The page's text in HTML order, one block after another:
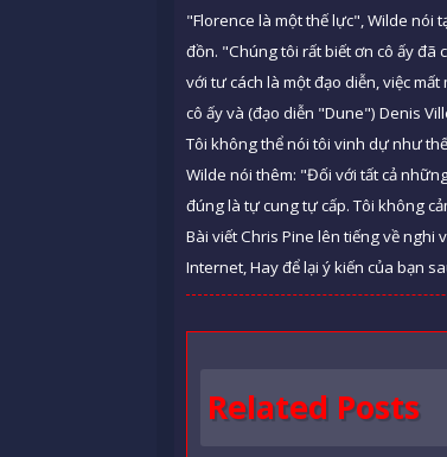
"Florence là một thế lực", Wilde nói
đồn. "Chúng tôi rất biết ơn cô ấy đã
với tư cách là một đạo diễn, việc
cô ấy và (đạo diễn "Dune") Denis
Tôi không thể nói tôi vinh dự như
Wilde nói thêm: "Đối với tất cả
đúng là tự cung tự cấp. Tôi không
Bài viết Chris Pine lên tiếng về
Internet, Hay để lại ý kiến của bạn
Related Posts